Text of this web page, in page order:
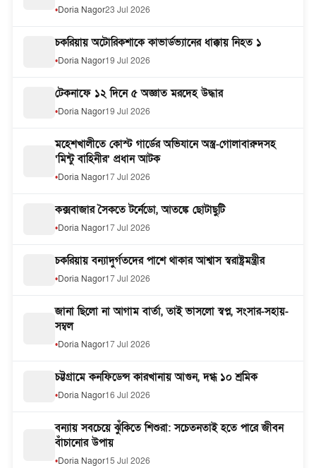
Doria Nagor23 Jul 2026
চকরিয়ায় অটোরিকশাকে কাভার্ডভ্যানের ধাক্কায় নিহত ১
Doria Nagor19 Jul 2026
টেকনাফে ১২ দিনে ৫ অজ্ঞাত মরদেহ উদ্ধার
Doria Nagor19 Jul 2026
মহেশখালীতে কোস্ট গার্ডের অভিযানে অস্ত্র-গোলাবারুদসহ
‘মিন্টু বাহিনীর’ প্রধান আটক
Doria Nagor17 Jul 2026
কক্সবাজার সৈকতে টর্নেডো, আতঙ্কে ছোটাছুটি
Doria Nagor17 Jul 2026
চকরিয়ায় বন্যাদুর্গতদের পাশে থাকার আশ্বাস স্বরাষ্ট্রমন্ত্রীর
Doria Nagor17 Jul 2026
জানা ছিলো না আগাম বার্তা, তাই ভাসলো স্বপ্ন, সংসার-সহায়-
সম্বল
Doria Nagor17 Jul 2026
চট্টগ্রামে কনফিডেন্স কারখানায় আগুন, দগ্ধ ১০ শ্রমিক
Doria Nagor16 Jul 2026
বন্যায় সবচেয়ে ঝুঁকিতে শিশুরা: সচেতনতাই হতে পারে জীবন
বাঁচানোর উপায়
Doria Nagor15 Jul 2026